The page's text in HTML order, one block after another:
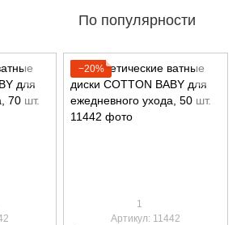
По популярности
−20%
1
Артикул: 11442